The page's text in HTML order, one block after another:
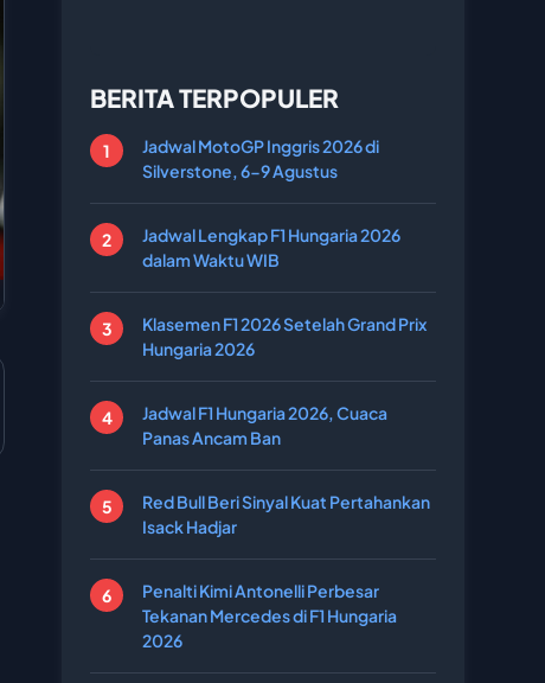
BERITA TERPOPULER
Jadwal MotoGP Inggris 2026 di
Silverstone, 6-9 Agustus
Jadwal Lengkap F1 Hungaria 2026
dalam Waktu WIB
Klasemen F1 2026 Setelah Grand Prix
Hungaria 2026
Jadwal F1 Hungaria 2026, Cuaca
Panas Ancam Ban
Red Bull Beri Sinyal Kuat Pertahankan
Isack Hadjar
Penalti Kimi Antonelli Perbesar
Tekanan Mercedes di F1 Hungaria
2026